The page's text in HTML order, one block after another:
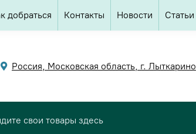
добраться Контакты Новости Статьи
Россия, Московская область, г. Лыткарино